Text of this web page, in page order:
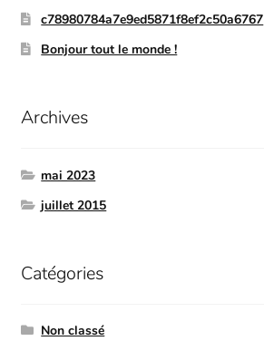
c78980784a7e9ed5871f8ef2c50a6767
Bonjour tout le monde !
Archives
mai 2023
juillet 2015
Catégories
Non classé